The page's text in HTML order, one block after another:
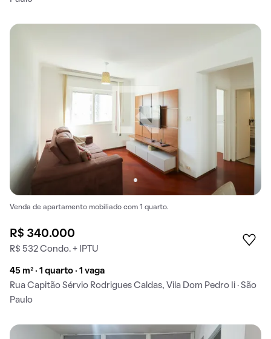
Venda de apartamento mobiliado com 1 quarto.
R$ 340.000
R$ 532 Condo. + IPTU
45 m² · 1 quarto · 1 vaga
Rua Capitão Sérvio Rodrigues Caldas, Vila Dom Pedro Ii · São
Paulo